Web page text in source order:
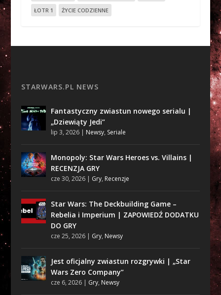
ŁOTR 1
ŻYCIE CODZIENNE
STARWARS.PL NEWS
Fantastyczny zwiastun nowego serialu |
„Dziewiąty Jedi”
lip 3, 2026| Newsy, Seriale
Monopoly: Star Wars Heroes vs. Villains |
RECENZJA GRY
cze 30, 2026| Gry, Recenzje
Star Wars: The Deckbuilding Game –
Rebelia i Imperium | ZAPOWIEDŹ DODATKU
DO GRY
cze 25, 2026| Gry, Newsy
Jest oficjalny zwiastun rozgrywki | „Star
Wars Zero Company”
cze 6, 2026| Gry, Newsy